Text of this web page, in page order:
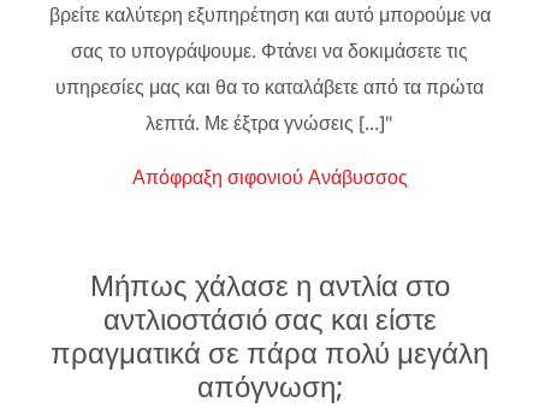
βρείτε καλύτερη εξυπηρέτηση και αυτό μπορούμε να
σας το υπογράψουμε. Φτάνει να δοκιμάσετε τις
υπηρεσίες μας και θα το καταλάβετε από τα πρώτα
λεπτά. Με έξτρα γνώσεις [...]"
Απόφραξη σιφονιού Ανάβυσσος
Μήπως χάλασε η αντλία στο
αντλιοστάσιό σας και είστε
πραγματικά σε πάρα πολύ μεγάλη
απόγνωση;